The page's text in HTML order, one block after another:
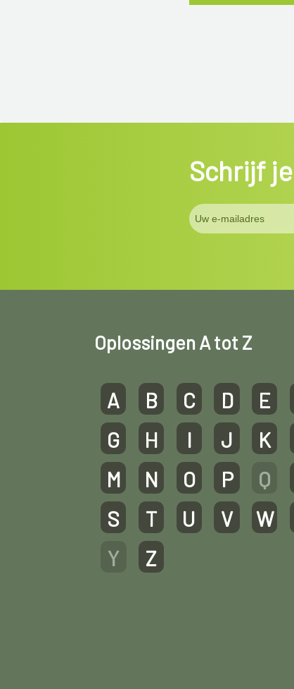
Schrijf
Oplossingen A tot Z
A B C D E
G
H I J K
M
N O P Q
S
T U V W
Y
Z